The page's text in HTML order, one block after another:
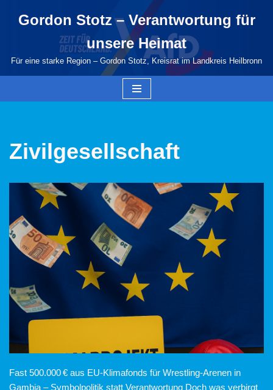
springen
Gordon Stotz – Verantwortung für
unsere Heimat
Für eine starke Region – Gordon Stotz, Kreisrat im Landkreis Heilbronn
Zivilgesellschaft
Fast 500.000 € aus EU-Klimafonds für Wrestling-Arenen in
Gambia – Symbolpolitik statt Verantwortung Doch was verbirgt